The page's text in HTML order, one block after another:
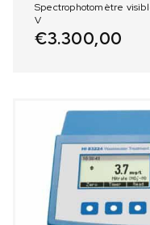
Spectrophotomètre
V
€3.300,00